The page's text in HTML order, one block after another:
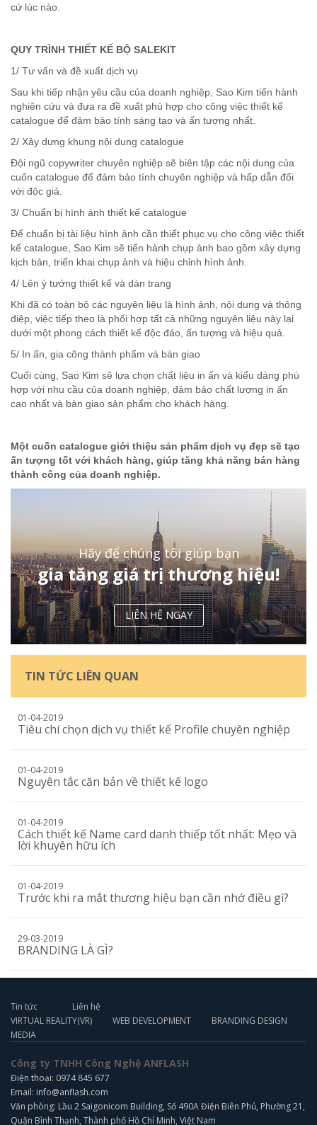
cứ lúc nào.
QUY TRÌNH THIẾT KẾ BỘ SALEKIT
1/ Tư vấn và đề xuất dịch vụ
Sau khi tiếp nhận yêu cầu của doanh nghiệp, Sao Kim tiến hành
nghiên cứu và đưa ra đề xuất phù hợp cho công việc thiết kế
catalogue để đảm bảo tính sáng tạo và ấn tượng nhất.
2/ Xây dựng khung nội dung catalogue
Đội ngũ copywriter chuyên nghiệp sẽ biên tập các nội dung của
cuốn catalogue để đảm bảo tính chuyên nghiệp và hấp dẫn đối
với độc giả.
3/ Chuẩn bị hình ảnh thiết kế catalogue
Để chuẩn bị tài liệu hình ảnh cần thiết phục vụ cho công việc thiết
kế catalogue, Sao Kim sẽ tiến hành chụp ảnh bao gồm xây dựng
kịch bản, triển khai chụp ảnh và hiệu chỉnh hình ảnh.
4/ Lên ý tưởng thiết kế và dàn trang
Khi đã có toàn bộ các nguyên liệu là hình ảnh, nội dung và thông
điệp, việc tiếp theo là phối hợp tất cả những nguyên liệu này lại
dưới một phong cách thiết kế độc đáo, ấn tượng và hiệu quả.
5/ In ấn, gia công thành phẩm và bàn giao
Cuối cùng, Sao Kim sẽ lựa chọn chất liệu in ấn và kiểu dáng phù
hợp với nhu cầu của doanh nghiệp, đảm bảo chất lượng in ấn
cao nhất và bàn giao sản phẩm cho khách hàng.
Một cuốn catalogue giới thiệu sản phẩm dịch vụ đẹp sẽ tạo
ấn tượng tốt với khách hàng, giúp tăng khả năng bán hàng
thành công của doanh nghiệp.
Hãy để chúng tôi giúp bạn
gia tăng giá trị thương hiệu!
LIÊN HỆ NGAY
TIN TỨC LIÊN QUAN
01-04-2019
Tiêu chí chọn dịch vụ thiết kế Profile chuyên nghiệp
01-04-2019
Nguyên tắc căn bản về thiết kế logo
01-04-2019
Cách thiết kế Name card danh thiếp tốt nhất: Mẹo và
lời khuyên hữu ích
01-04-2019
Trước khi ra mắt thương hiệu bạn cần nhớ điều gì?
29-03-2019
BRANDING LÀ GÌ?
Tin tức
Liên hệ
VIRTUAL REALITY(VR)
WEB DEVELOPMENT
BRANDING DESIGN
MEDIA
Công ty TNHH Công Nghệ ANFLASH
Điện thoại: 0974 845 677
Email: info@anflash.com
Văn phòng: Lầu 2 Saigonicom Building, Số 490A Điện Biên Phủ, Phường 21,
Quận Bình Thạnh, Thành phố Hồ Chí Minh, Việt Nam